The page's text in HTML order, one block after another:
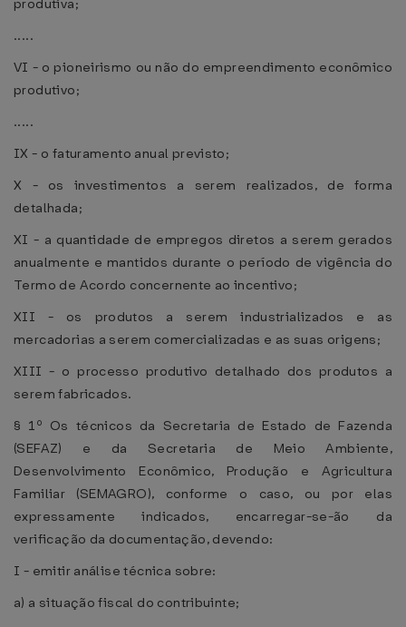
produtiva;
.....
VI - o pioneirismo ou não do empreendimento econômico
produtivo;
.....
IX - o faturamento anual previsto;
X - os investimentos a serem realizados, de forma
detalhada;
XI - a quantidade de empregos diretos a serem gerados
anualmente e mantidos durante o período de vigência do
Termo de Acordo concernente ao incentivo;
XII - os produtos a serem industrializados e as
mercadorias a serem comercializadas e as suas origens;
XIII - o processo produtivo detalhado dos produtos a
serem fabricados.
§ 1º Os técnicos da Secretaria de Estado de Fazenda
(SEFAZ) e da Secretaria de Meio Ambiente,
Desenvolvimento Econômico, Produção e Agricultura
Familiar (SEMAGRO), conforme o caso, ou por elas
expressamente indicados, encarregar-se-ão da
verificação da documentação, devendo:
I - emitir análise técnica sobre:
a) a situação fiscal do contribuinte;